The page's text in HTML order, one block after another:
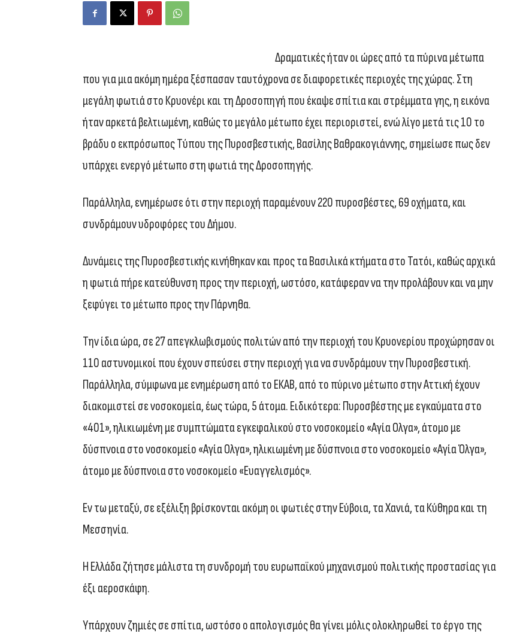
Δραματικές ήταν οι ώρες από τα πύρινα μέτωπα
που για μια ακόμη ημέρα ξέσπασαν ταυτόχρονα σε διαφορετικές περιοχές της χώρας. Στη
μεγάλη φωτιά στο Κρυονέρι και τη Δροσοπηγή που έκαψε σπίτια και στρέμματα γης, η εικόνα
ήταν αρκετά βελτιωμένη, καθώς το μεγάλο μέτωπο έχει περιοριστεί, ενώ λίγο μετά τις 10 το
βράδυ ο εκπρόσωπος Τύπου της Πυροσβεστικής, Βασίλης Βαθρακογιάννης, σημείωσε πως δεν
υπάρχει ενεργό μέτωπο στη φωτιά της Δροσοπηγής.
Παράλληλα, ενημέρωσε ότι στην περιοχή παραμένουν 220 πυροσβέστες, 69 οχήματα, και
συνδράμουν υδροφόρες του Δήμου.
Δυνάμεις της Πυροσβεστικής κινήθηκαν και προς τα Βασιλικά κτήματα στο Τατόι, καθώς αρχικά
η φωτιά πήρε κατεύθυνση προς την περιοχή, ωστόσο, κατάφεραν να την προλάβουν και να μην
ξεφύγει το μέτωπο προς την Πάρνηθα.
Την ίδια ώρα, σε 27 απεγκλωβισμούς πολιτών από την περιοχή του Κρυονερίου προχώρησαν οι
110 αστυνομικοί που έχουν σπεύσει στην περιοχή για να συνδράμουν την Πυροσβεστική.
Παράλληλα, σύμφωνα με ενημέρωση από το ΕΚΑΒ, από το πύρινο μέτωπο στην Αττική έχουν
διακομιστεί σε νοσοκομεία, έως τώρα, 5 άτομα. Ειδικότερα: Πυροσβέστης με εγκαύματα στο
«401», ηλικιωμένη με συμπτώματα εγκεφαλικού στο νοσοκομείο «Αγία Ολγα», άτομο με
δύσπνοια στο νοσοκομείο «Αγία Ολγα», ηλικιωμένη με δύσπνοια στο νοσοκομείο «Αγία Όλγα»,
άτομο με δύσπνοια στο νοσοκομείο «Ευαγγελισμός».
Εν τω μεταξύ, σε εξέλιξη βρίσκονται ακόμη οι φωτιές στην Εύβοια, τα Χανιά, τα Κύθηρα και τη
Μεσσηνία.
Η Ελλάδα ζήτησε μάλιστα τη συνδρομή του ευρωπαϊκού μηχανισμού πολιτικής προστασίας για
έξι αεροσκάφη.
Υπάρχουν ζημιές σε σπίτια, ωστόσο ο απολογισμός θα γίνει μόλις ολοκληρωθεί το έργο της